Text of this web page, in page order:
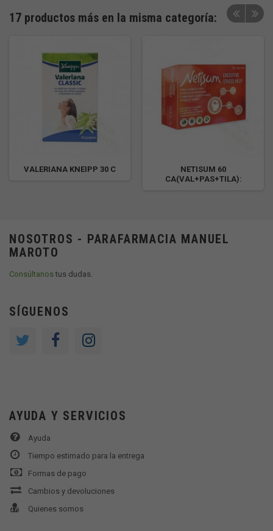
17 productos más en la misma categoría:
VALERIANA KNEIPP 30 C
NETISUM 60
CA(VAL+PAS+TILA):
NOSOTROS - PARAFARMACIA MANUEL
MAROTO
Consúltanostus dudas.
SÍGUENOS
AYUDA Y SERVICIOS
Ayuda
Tiempo estimado para la entrega
Formas de pago
Cambios y devoluciones
Quienes somos